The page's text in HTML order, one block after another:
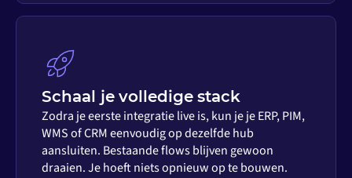
Schaal je volledige stack
Zodra je eerste integratie live is, kun je je ERP, PIM,
WMS of CRM eenvoudig op dezelfde hub
aansluiten. Bestaande flows blijven gewoon
draaien. Je hoeft niets opnieuw op te bouwen.